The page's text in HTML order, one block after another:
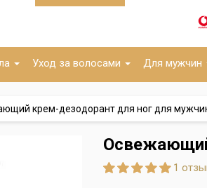
Уход за волосами Для мужчин
крем-дезодорант для ног для
1